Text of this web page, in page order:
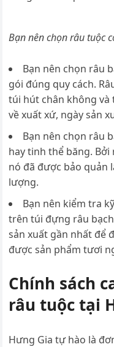
Bạn nên chọn râu tuộc
Bạn nên chọn râu
gói đúng quy cách.
túi hút chân không
về xuất xứ, ngày sản
Bạn nên chọn râu
hay tinh thể băng.
nó đã được bảo quản
lượng.
Bạn nên kiểm tra
trên túi đựng râu
sản xuất gần nhất để
được sản phẩm tươi
Chính sách
râu tuộc tại
Hưng Gia tự hào là